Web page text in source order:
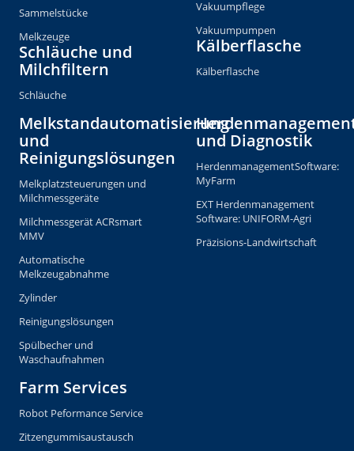
Melkzeugaustausch
Pulsatoraustausch
Tagaustausch
Copyright © 2026 milkrite | InterPuls. All rights reserved.
Terms & Conditions of Sale DE
Global General Terms of Purchase